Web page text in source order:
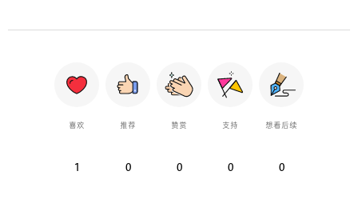
喜欢
1
推荐
0
赞赏
0
支持
0
想看后续
0